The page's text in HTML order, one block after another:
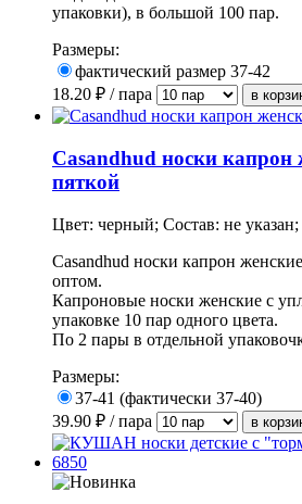
упаковки), в большой 100 пар.
Размеры:
фактический размер 37-42
18.20 ₽ / пара
Casandhud носки капрон
пяткой
Цвет: черный; Состав: не указан;
Casandhud носки капрон
оптом.
Капроновые носки женские с
упаковке 10 пар одного цвета.
По 2 пары в отдельной
Размеры:
37-41 (фактически 37-40)
39.90 ₽ / пара